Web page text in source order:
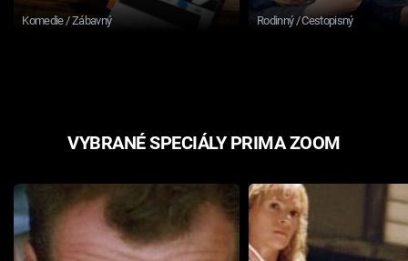
Komedie / Zábavný Rodinný / Cestopisný
VYBRANÉ SPECIÁLY PRIMA ZOOM